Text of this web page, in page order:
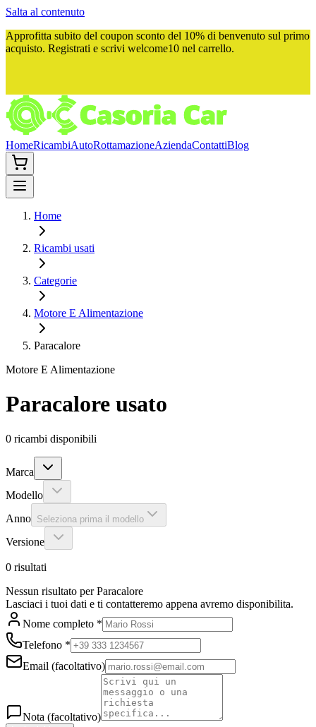
Salta al contenuto
Approfitta subito del coupon sconto del 10% di benvenuto sul primo
acquisto. Registrati e scrivi welcome10 nel carrello.
HomeRicambiAutoRottamazioneAziendaContattiBlog
Home
Ricambi usati
Categorie
Motore E Alimentazione
Paracalore
Motore E Alimentazione
Paracalore usato
0 ricambi disponibili
Marca
Modello
Anno Seleziona prima il modello
Versione
0 risultati
Nessun risultato per Paracalore
Lasciaci i tuoi dati e ti contatteremo appena avremo disponibilita.
Nome completo *
Telefono *
Email (facoltativo)
Nota (facoltativo)